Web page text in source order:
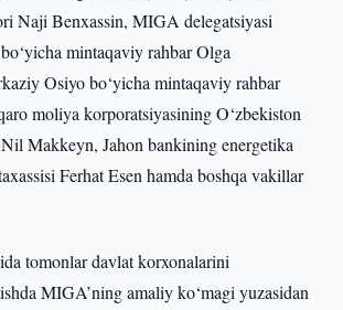
Naji Benxassin, MIGA delegatsiyasi
mintaqaviy rahbar Olga
Osiyo bo‘yicha mintaqaviy rahbar
moliya korporatsiyasining O‘zbekiston
Makkeyn, Jahon bankining energetika
Ferhat Esen hamda boshqa vakillar
tomonlar davlat korxonalarini
MIGA’ning amaliy ko‘magi yuzasidan